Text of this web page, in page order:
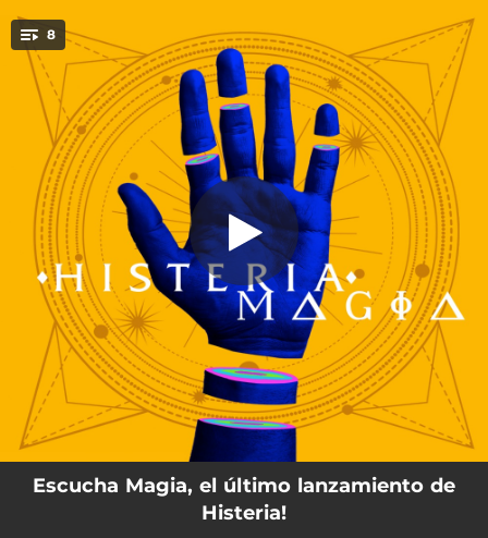
You're all set!
8 Estrellas de Polvo
Estrellas de Polvo
Magia
Noesis
Hombre Alado
Sol de Invierno
Astrum
La Casa de los Espíritus
Dilucida
--
Escucha Magia, el último lanzamiento de
Histeria!